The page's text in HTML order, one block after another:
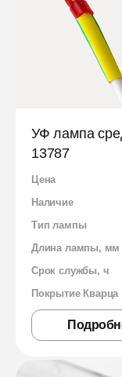
УФ лампа
13787
Цена
Наличие
Тип лампы
Длина лампы, мм
Срок службы, ч
Покрытие Кварца